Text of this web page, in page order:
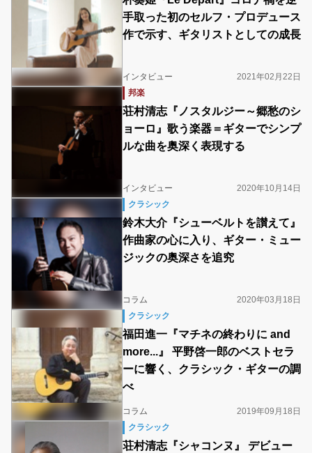
手取った初のセルフ・プロデュース
作で示す、ギタリストとしての成長
インタビュー
2021年02月22日
邦楽
荘村清志『ノスタルジー～郷愁のシ
ョーロ』歌う楽器＝ギターでシンプ
ルな曲を奥深く表現する
インタビュー
2020年10月14日
クラシック
鈴木大介『シューベルトを讃えて』
作曲家の心に入り、ギター・ミュー
ジックの奥深さを追究
コラム
2020年03月18日
クラシック
福田進一『マチネの終わりに and
more...』 平野啓一郎のベストセラ
ーに響く、クラシック・ギターの調
べ
コラム
2019年09月18日
クラシック
荘村清志『シャコンヌ』 デビュー